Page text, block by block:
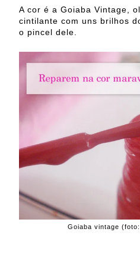
A cor é a Goiaba Vintage,
cintilante com uns brilhos
o pincel dele.
Goiaba vintage